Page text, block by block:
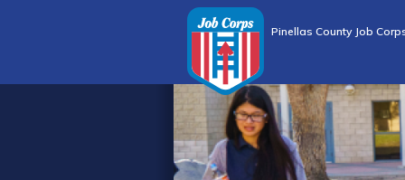
Pinellas County Job